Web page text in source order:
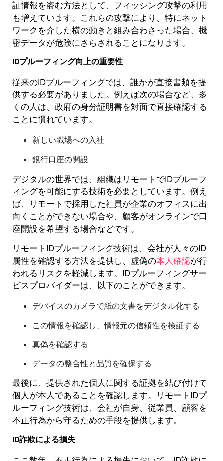
証情報を盗む方法として、フィッシング攻撃の利用
も増えています。これらの攻撃により、特にネット
ワークを介した横の動きと組み合わさった場合、機
密データが危険にさらされることになります。
IDプルーフィング向上の重要性
従来のIDプルーフィングでは、誰かが直接書類を提
供する必要がありました。例えば次の場合など、多
くの人は、政府の身分証明書を対面で直接確認する
ことに慣れています。
新しい職場への入社
銀行口座の開設
デジタルの世界では、組織はリモートでIDプルーフ
ィングを可能にする技術を必要としています。例え
ば、リモートで採用した社員が企業のオフィスに出
向くことができない場合や、顧客がオンラインで口
座開設を希望する場合などです。
リモートIDプルーフィング技術は、会社が人々のID
属性を確認する方法を提供し、虚偽の本人確認が行
われるリスクを軽減します。IDプルーフィングサー
ビスプロバイダーは、以下のことができます。
デバイスのカメラで紙の文書をデジタル化する
この情報を確認し、情報元の信頼性を検証する
真偽を確認する
データの整合性と品質を確保する
最後に、提供された個人に関する証拠を結び付けて
個人が本人であることを確認します。リモートIDプ
ルーフィング技術は、会社が自身、従業員、顧客を
不正行為から守るための手段を提供します。
ID詐欺による損失